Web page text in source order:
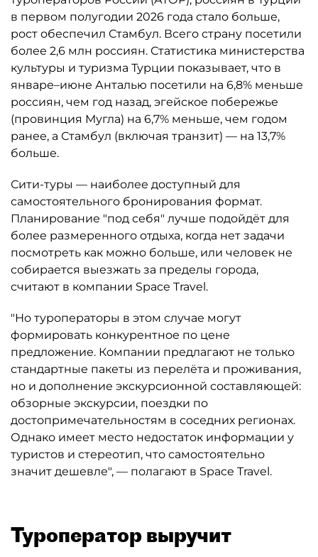
в первом полугодии 2026 года стало больше,
рост обеспечил Стамбул. Всего страну посетили
более 2,6 млн россиян. Статистика министерства
культуры и туризма Турции показывает, что в
январе–июне Анталью посетили на 6,8% меньше
россиян, чем год назад, эгейское побережье
(провинция Мугла) на 6,7% меньше, чем годом
ранее, а Стамбул (включая транзит) — на 13,7%
больше.
Сити-туры — наиболее доступный для
самостоятельного бронирования формат.
Планирование "под себя" лучше подойдёт для
более размеренного отдыха, когда нет задачи
посмотреть как можно больше, или человек не
собирается выезжать за пределы города,
считают в компании Space Travel.
"Но туроператоры в этом случае могут
формировать конкурентное по цене
предложение. Компании предлагают не только
стандартные пакеты из перелёта и проживания,
но и дополнение экскурсионной составляющей:
обзорные экскурсии, поездки по
достопримечательностям в соседних регионах.
Однако имеет место недостаток информации у
туристов и стереотип, что самостоятельно
значит дешевле", — полагают в Space Travel.
Туроператор выручит